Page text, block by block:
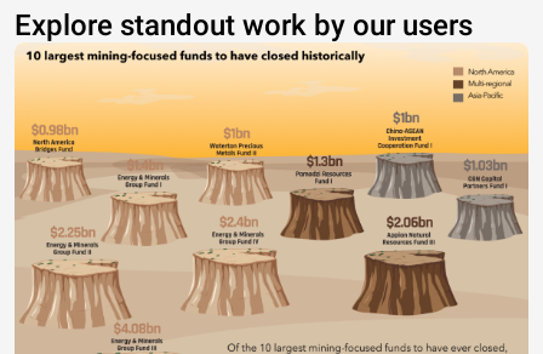
Explore standout work by our users